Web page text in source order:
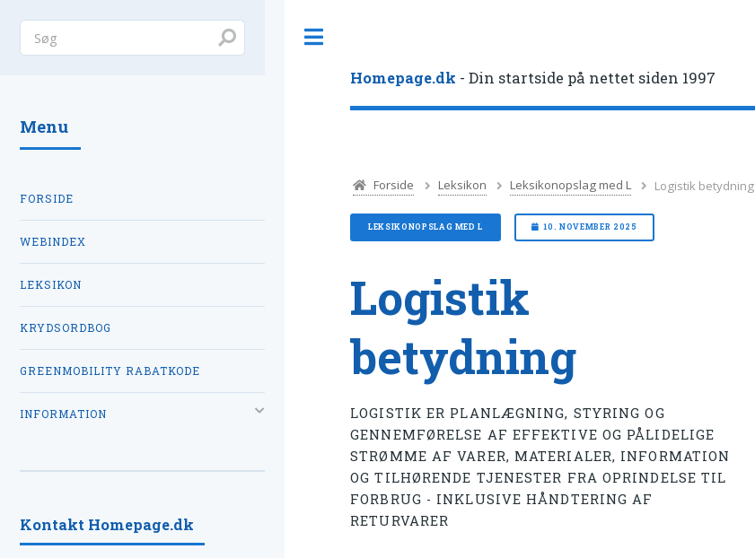
Homepage.dk - Din startside på nettet siden 1997
Forside Leksikon Leksikonopslag med L Logistik betydning
LEKSIKONOPSLAG MED L 10. NOVEMBER 2025
Logistik
betydning
LOGISTIK ER PLANLÆGNING, STYRING OG
GENNEMFØRELSE AF EFFEKTIVE OG PÅLIDELIGE
STRØMME AF VARER, MATERIALER, INFORMATION
OG TILHØRENDE TJENESTER FRA OPRINDELSE TIL
FORBRUG - INKLUSIVE HÅNDTERING AF
RETURVARER
Menu
FORSIDE
WEBINDEX
LEKSIKON
KRYDSORDBOG
GREENMOBILITY RABATKODE
INFORMATION
Kontakt Homepage.dk